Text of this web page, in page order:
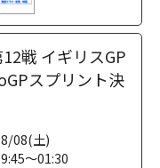
戦 イギリスGP
スプリント決
08(土)
～01:30